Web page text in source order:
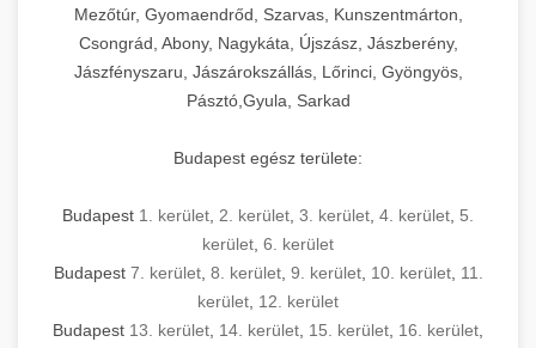
Mezőtúr, Gyomaendrőd, Szarvas, Kunszentmárton,
Csongrád, Abony, Nagykáta, Újszász, Jászberény,
Jászfényszaru, Jászárokszállás, Lőrinci, Gyöngyös,
Pásztó,Gyula, Sarkad
Budapest egész területe:
Budapest 1. kerület 2. kerület 3. kerület 4. kerület 5.
kerület 6. kerület
Budapest 7. kerület, 8. kerület, 9. kerület, 10. kerület, 11.
kerület 12. kerület
Budapest 13. kerület 14. kerület 15. kerület 16. kerület